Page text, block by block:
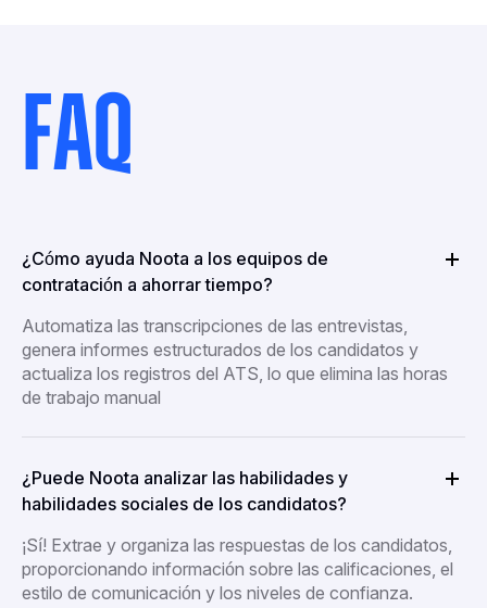
FAQ
¿Cómo ayuda Noota a los equipos de
contratación a ahorrar tiempo?
Automatiza las transcripciones de las entrevistas,
genera informes estructurados de los candidatos y
actualiza los registros del ATS, lo que elimina las horas
de trabajo manual
¿Puede Noota analizar las habilidades y
habilidades sociales de los candidatos?
¡Sí! Extrae y organiza las respuestas de los candidatos,
proporcionando información sobre las calificaciones, el
estilo de comunicación y los niveles de confianza.